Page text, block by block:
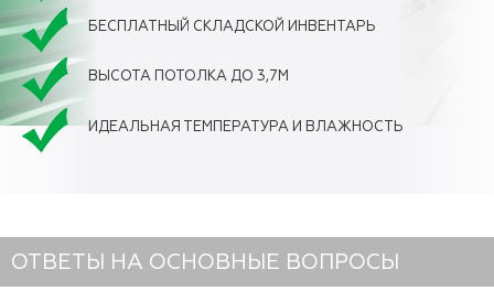
БЕСПЛАТНЫЙ СКЛАДСКОЙ ИНВЕНТАРЬ
ВЫСОТА ПОТОЛКА ДО 3,7М
ИДЕАЛЬНАЯ ТЕМПЕРАТУРА И ВЛАЖНОСТЬ
ОТВЕТЫ НА ОСНОВНЫЕ ВОПРОСЫ